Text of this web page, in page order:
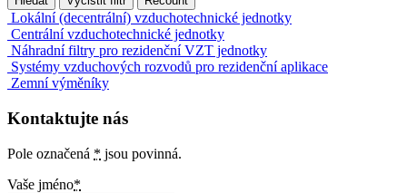
Lokální (decentrální) vzduchotechnické jednotky
Centrální vzduchotechnické jednotky
Náhradní filtry pro rezidenční VZT jednotky
Systémy vzduchových rozvodů pro rezidenční aplikace
Zemní výměníky
Kontaktujte nás
Pole označená * jsou povinná.
Vaše jméno*